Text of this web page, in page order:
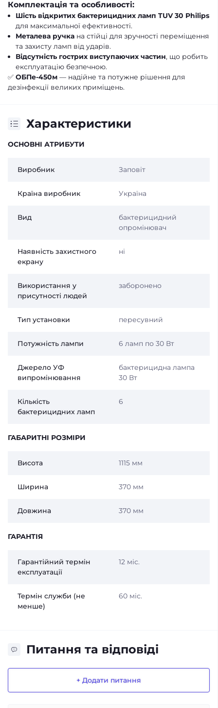
Комплектація та особливості:
Шість відкритих бактерицидних ламп TUV 30 Philips
для максимальної ефективності.
Металева ручка на стійці для зручності переміщення
та захисту ламп від ударів.
Відсутність гострих виступаючих частин, що робить
експлуатацію безпечною.
✅ ОБПе-450м — надійне та потужне рішення для
дезінфекції великих приміщень.
Характеристики
ОСНОВНІ АТРИБУТИ
Виробник Заповіт
Країна виробник Україна
Вид
бактерицидний
опромінювач
Наявність захистного
екрану
ні
Використання у
присутності людей
заборонено
Тип установки пересувний
Потужність лампи 6 ламп по 30 Вт
Джерело УФ
випромінювання
бактерицидна лампа
30 Вт
Кількість
бактерицидних ламп
6
ГАБАРИТНІ РОЗМІРИ
Висота 1115 мм
Ширина 370 мм
Довжина 370 мм
ГАРАНТІЯ
Гарантійний термін
експлуатації
12 міс.
Термін служби (не
менше)
60 міс.
Питання та відповіді
+ Додати питання